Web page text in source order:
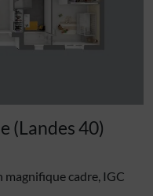
(Landes 40)
cadre, IGC